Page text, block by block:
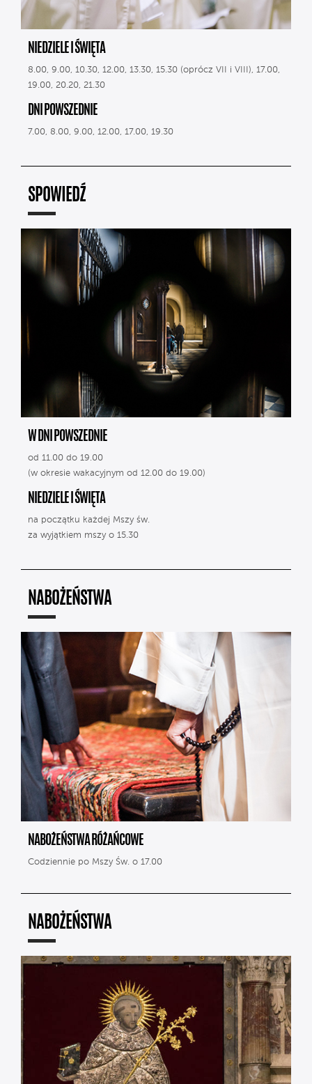
NIEDZIELE I ŚWIĘTA
8.00, 9.00, 10.30, 12.00, 13.30, 15.30 (oprócz VII i VIII), 17.00,
19.00, 20.20, 21.30
DNI POWSZEDNIE
7.00, 8.00, 9.00, 12.00, 17.00, 19.30
SPOWIEDŹ
W DNI POWSZEDNIE
od 11.00 do 19.00
(w okresie wakacyjnym od 12.00 do 19.00)
NIEDZIELE I ŚWIĘTA
na początku każdej Mszy św.
za wyjątkiem mszy o 15.30
NABOŻEŃSTWA
NABOŻEŃSTWA RÓŻAŃCOWE
Codziennie po Mszy Św. o 17.00
NABOŻEŃSTWA